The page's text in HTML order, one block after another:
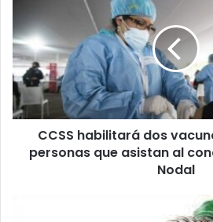
vacunatorios
para
las
personas
que
asistan
concierto
CCSS habilitará dos
personas que asistan al
Nodal